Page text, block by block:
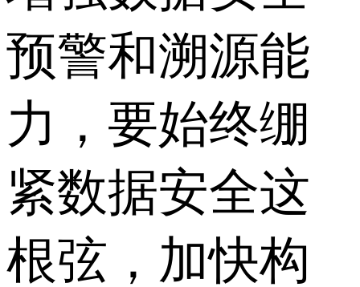
预警和溯源能
力，要始终绷
紧数据安全这
根弦，加快构